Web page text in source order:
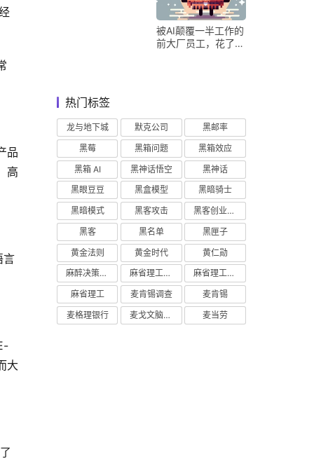
品
高
言
大
被AI颠覆一半工作的
前大厂员工，花了8
热门标签
龙与地下城 默克公司
黑邮率
黑莓
黑箱问题
黑箱效应
黑箱 AI
黑神话悟空
黑神话
黑眼豆豆
黑盒模型
黑暗骑士
黑暗模式
黑客攻击
黑客创业主义
黑客
黑名单
黑匣子
黄金法则
黄金时代
黄仁勋
麻醉决策支持
麻省理工学院研究
麻省理工学院
麻省理工
麦肯锡调查
麦肯锡
麦格理银行
麦戈文脑研究所 麦当劳